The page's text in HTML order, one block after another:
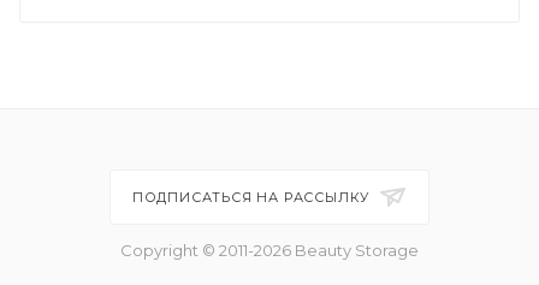
ПОДПИСАТЬСЯ НА РАССЫЛКУ
Copyright © 2011-2026 Beauty Storage